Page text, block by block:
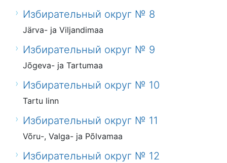
Избирательный округ № 8
Järva- ja Viljandimaa
Избирательный округ № 9
Jõgeva- ja Tartumaa
Избирательный округ № 10
Tartu linn
Избирательный округ № 11
Võru-, Valga- ja Põlvamaa
Избирательный округ № 12